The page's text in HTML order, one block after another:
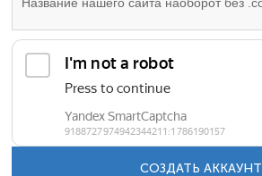
СОЗДАТЬ АККАУНТ